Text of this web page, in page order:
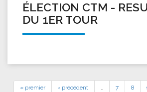
ÉLECTION CTM -
DU 1ER TOUR
« premier ‹ précédent … 7 8